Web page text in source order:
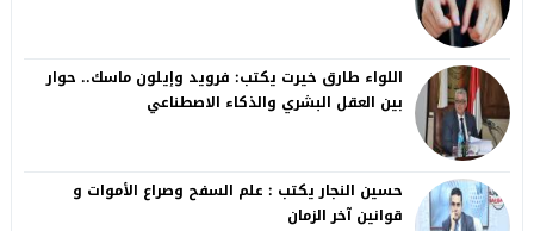
اللواء طارق خيرت يكتب: فرويد وإيلون ماسك.. حوار
بين العقل البشري والذكاء الاصطناعي
حسين النجار يكتب : علم السفح وصراع الأموات و
قوانين آخر الزمان